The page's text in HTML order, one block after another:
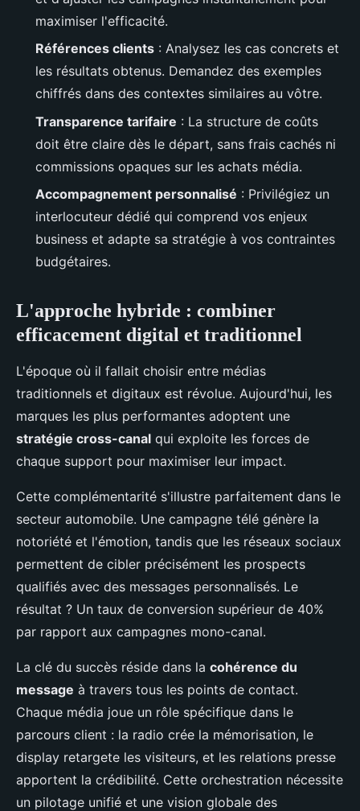
maximiser l'efficacité.
Références clients : Analysez les cas concrets et
les résultats obtenus. Demandez des exemples
chiffrés dans des contextes similaires au vôtre.
Transparence tarifaire : La structure de coûts
doit être claire dès le départ, sans frais cachés ni
commissions opaques sur les achats média.
Accompagnement personnalisé : Privilégiez un
interlocuteur dédié qui comprend vos enjeux
business et adapte sa stratégie à vos contraintes
budgétaires.
L'approche hybride : combiner
efficacement digital et traditionnel
L'époque où il fallait choisir entre médias
traditionnels et digitaux est révolue. Aujourd'hui, les
marques les plus performantes adoptent une
stratégie cross-canal qui exploite les forces de
chaque support pour maximiser leur impact.
Cette complémentarité s'illustre parfaitement dans le
secteur automobile. Une campagne télé génère la
notoriété et l'émotion, tandis que les réseaux sociaux
permettent de cibler précisément les prospects
qualifiés avec des messages personnalisés. Le
résultat ? Un taux de conversion supérieur de 40%
par rapport aux campagnes mono-canal.
La clé du succès réside dans la cohérence du
message à travers tous les points de contact.
Chaque média joue un rôle spécifique dans le
parcours client : la radio crée la mémorisation, le
display retargete les visiteurs, et les relations presse
apportent la crédibilité. Cette orchestration nécessite
un pilotage unifié et une vision globale des